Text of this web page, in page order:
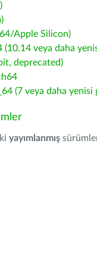
Apple Silicon)
(10.14 veya daha
deprecated)
(7 veya daha yenisi
yayımlanmış